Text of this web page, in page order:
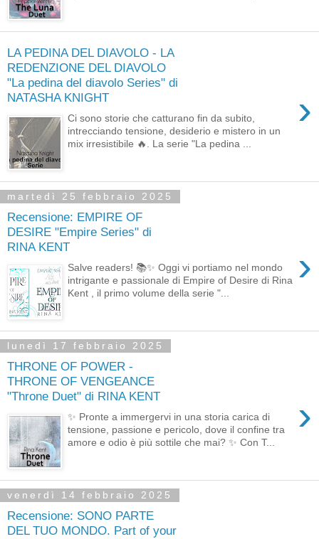
LA PEDINA DEL DIAVOLO - LA
REDENZIONE DEL DIAVOLO
"La pedina del diavolo Series" di
NATASHA KNIGHT
›
Ci sono storie che catturano fin da subito,
intrecciando tensione, desiderio e mistero in un
mix irresistibile 🔥. La serie "La pedina ...
martedì 25 febbraio 2025
Recensione: EMPIRE OF
DESIRE "Empire Series" di
RINA KENT
›
Salve readers! 📚✨ Oggi vi portiamo nel mondo
intrigante e passionale di Empire of Desire di Rina
Kent , il primo volume della serie "...
lunedì 17 febbraio 2025
THRONE OF POWER -
THRONE OF VENGEANCE
"Throne Duet" di RINA KENT
›
✨ Pronte a immergervi in una storia carica di
tensione, passione e pericolo, dove il confine tra
amore e odio è più sottile che mai? ✨ Con T...
venerdì 14 febbraio 2025
Recensione: SONO PARTE
DEL TUO MONDO. Part of your